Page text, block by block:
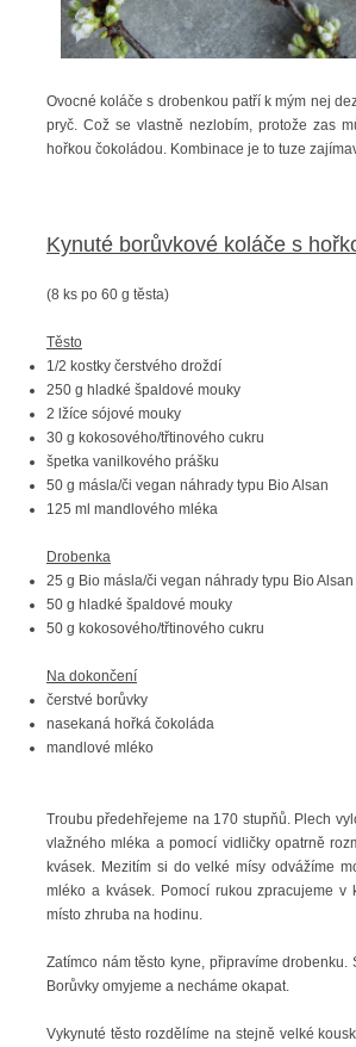
Ovocné koláče s drobenkou patří k mým nej
pryč. Což se vlastně nezlobím, protože zas
hořkou čokoládou. Kombinace je to tuze
Kynuté borůvkové koláče s
(8 ks po 60 g těsta)
Těsto
1/2 kostky čerstvého droždí
250 g hladké špaldové mouky
2 lžíce sójové mouky
30 g kokosového/třtinového cukru
špetka vanilkového prášku
50 g másla/či vegan náhrady typu Bio Alsan
125 ml mandlového mléka
Drobenka
25 g Bio másla/či vegan náhrady typu Bio Alsan
50 g hladké špaldové mouky
50 g kokosového/třtinového cukru
Na dokončení
čerstvé borůvky
nasekaná hořká čokoláda
mandlové mléko
Troubu předehřejeme na 170 stupňů. Plech
vlažného mléka a pomocí vidličky opatrně
kvásek. Mezitím si do velké mísy odvážíme
mléko a kvásek. Pomocí rukou zpracujeme
místo zhruba na hodinu.
Zatímco nám těsto kyne, připravíme
Borůvky omyjeme a necháme okapat.
Vykynuté těsto rozdělíme na stejně velké